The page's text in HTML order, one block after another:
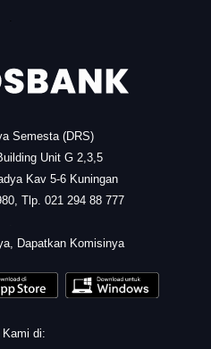
Semesta (DRS)
Unit G 2,3,5
Kav 5-6 Kuningan
Tlp. 021 294 88 777
Dapatkan Komisinya
Kami di: